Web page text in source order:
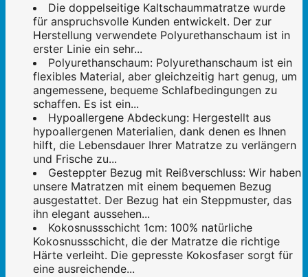
Die doppelseitige Kaltschaummatratze wurde
für anspruchsvolle Kunden entwickelt. Der zur
Herstellung verwendete Polyurethanschaum ist in
erster Linie ein sehr...
Polyurethanschaum: Polyurethanschaum ist ein
flexibles Material, aber gleichzeitig hart genug, um
angemessene, bequeme Schlafbedingungen zu
schaffen. Es ist ein...
Hypoallergene Abdeckung: Hergestellt aus
hypoallergenen Materialien, dank denen es Ihnen
hilft, die Lebensdauer Ihrer Matratze zu verlängern
und Frische zu...
Gesteppter Bezug mit Reißverschluss: Wir haben
unsere Matratzen mit einem bequemen Bezug
ausgestattet. Der Bezug hat ein Steppmuster, das
ihn elegant aussehen...
Kokosnussschicht 1cm: 100% natürliche
Kokosnussschicht, die der Matratze die richtige
Härte verleiht. Die gepresste Kokosfaser sorgt für
eine ausreichende...